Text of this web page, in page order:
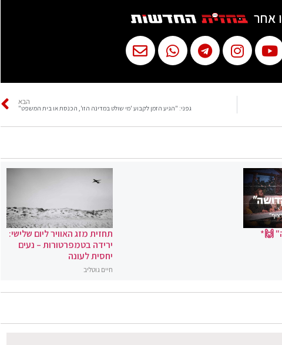
אחר
הבא
גפני: "הגיע הזמן לקבוע 'מי שולט במדינה הזו', הכנסת או בית המשפט"
🙌*
תחזית מזג האוויר ליום שלישי:
ירידה בטמפרטורות – נעים
יחסית לעונה
חיים גוטליב